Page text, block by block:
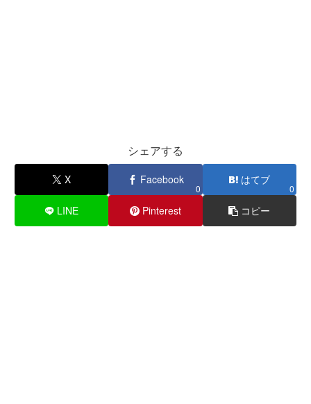
シェアする
X Facebook
0
はてブ
0
LINE Pinterest コピー